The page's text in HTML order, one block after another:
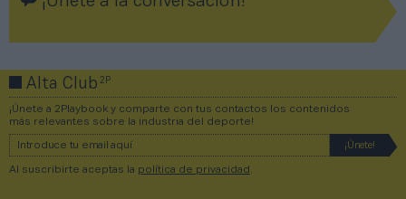
Alta Club2P
¡Únete a 2Playbook y comparte con tus contactos los contenidos
más relevantes sobre la industria del deporte!
Al suscribirte aceptas la política de privacidad